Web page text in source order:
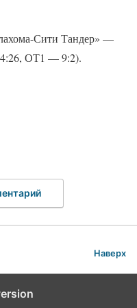
Сити Тандер» —
ОТ1 — 9:2).
Наверх